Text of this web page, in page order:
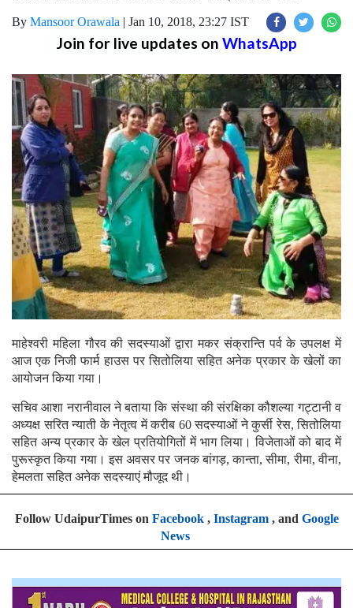
By Mansoor Orawala | Jan 10, 2018, 23:27 IST
Join for live updates on WhatsApp
माहेश्वरी महिला गौरव की सदस्याओं द्वारा मकर संक्रान्ति पर्व के उपलक्ष में
आज एक निजी फार्म हाउस पर सितोलिया सहित अनेक प्रकार के खेलों का
आयोजन किया गया।
सचिव आशा नरानीवाल ने बताया कि संस्था की संरक्षिका कौशल्या गट्टानी व
अध्यक्ष सरित न्याती के नेतृत्व में करीब 60 सदस्याओं ने कुर्सी रेस, सितोलिया
सहित अन्य प्रकार के खेल प्रतियोगितों में भाग लिया। विजेताओं को बाद में
पुरूस्कृत किया गया। इस अवसर पर जनक बांगड़, कान्ता, सीमा, रीमा, वीना,
हेमलता सहित अनेक सदस्याएं मौजूद थी।
Follow UdaipurTimes on Facebook, Instagram, and Google
News